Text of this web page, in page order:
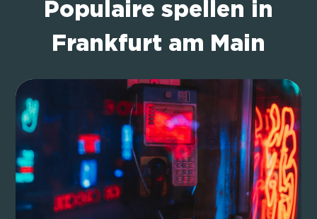
Populaire spellen in
Frankfurt am Main